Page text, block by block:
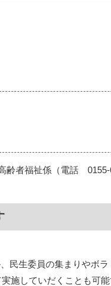
齢者福祉係（電話 0155-
民生委員の集まりやボ
施していだくことも可能